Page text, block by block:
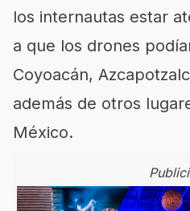
los internautas estar
a que los drones
Coyoacán,
además de otros
México.